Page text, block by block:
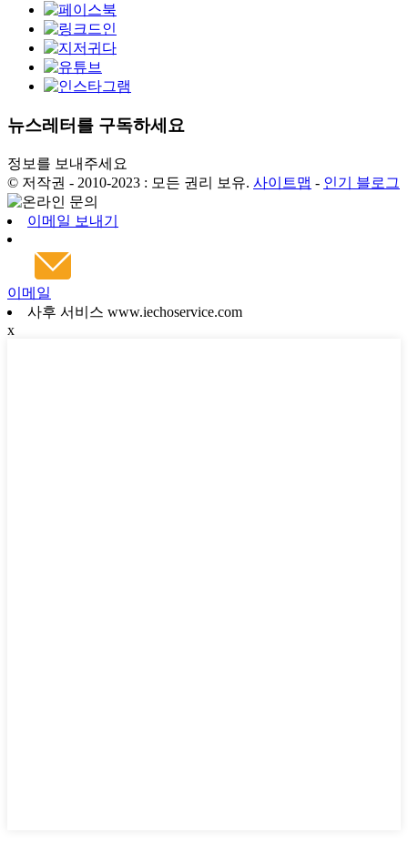
뉴스레터를 구독하세요
정보를 보내주세요
© 저작권 - 2010-2023 : 모든 권리 보유. 사이트맵 - 인기 블로그
이메일 보내기
이메일
사후 서비스 www.iechoservice.com
x